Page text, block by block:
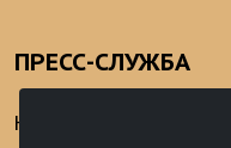
ПРЕСС-СЛУЖБА
Новости